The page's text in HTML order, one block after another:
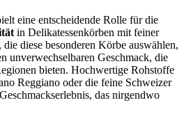
eine entscheidende Rolle für die
in Delikatessenkörben mit feiner
diese besonderen Körbe auswählen,
unverwechselbaren Geschmack, die
bieten. Hochwertige Rohstoffe
Reggiano oder die feine Schweizer
das nirgendwo